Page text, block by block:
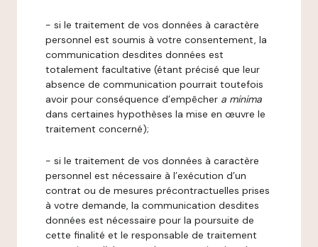
- si le traitement de vos données à caractère
personnel est soumis à votre consentement, la
communication desdites données est
totalement facultative (étant précisé que leur
absence de communication pourrait toutefois
avoir pour conséquence d’empêcher a minima
dans certaines hypothèses la mise en œuvre le
traitement concerné);
- si le traitement de vos données à caractère
personnel est nécessaire à l’exécution d’un
contrat ou de mesures précontractuelles prises
à votre demande, la communication desdites
données est nécessaire pour la poursuite de
cette finalité et le responsable de traitement